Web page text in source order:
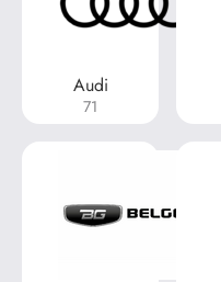
Audi
71